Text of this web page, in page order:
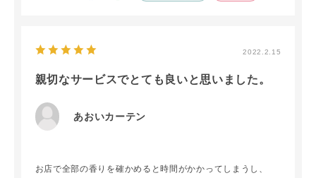
2022.2.15
親切なサービスでとても良いと思いました。
あおいカーテン
お店で全部の香りを確かめると時間がかかってしまうし、